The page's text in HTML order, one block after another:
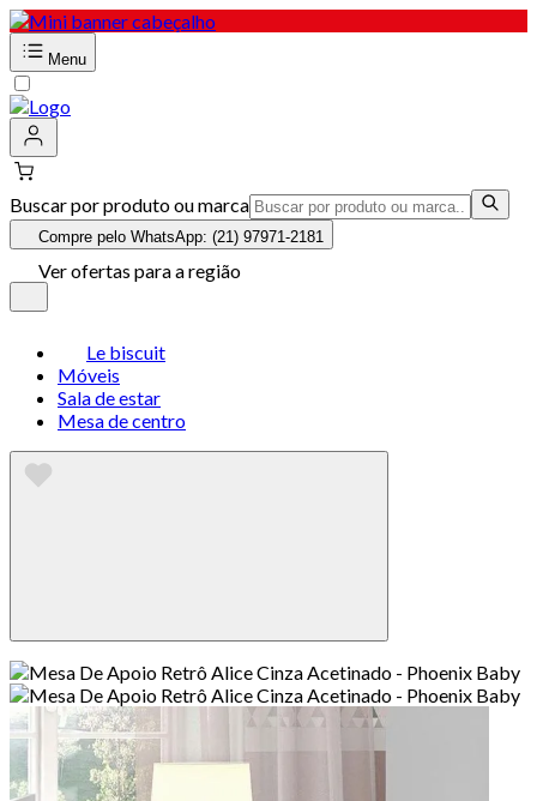
Menu
Buscar por produto ou marca
Compre pelo WhatsApp: (21) 97971-2181
Ver ofertas para a região
Le biscuit
Móveis
Sala de estar
Mesa de centro